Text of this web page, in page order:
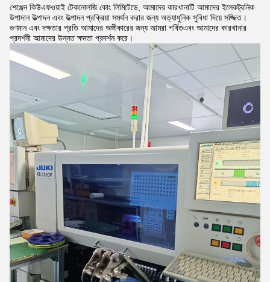
শেঞ্জেন কিউএফওয়াই টেকনোলজি কোং লিমিটেডে, আমাদের কারখানাটি আমাদের ইলেকট্রনিক
উপাদান উত্পাদন এবং উত্পাদন প্রক্রিয়া সমর্থন করার জন্য অত্যাধুনিক সুবিধা দিয়ে সজ্জিত।
গুণমান এবং দক্ষতার প্রতি আমাদের অঙ্গীকারের জন্য আমরা গর্বিতএবং আমাদের কারখানার
প্রদর্শনী আমাদের উন্নত ক্ষমতা প্রদর্শন করে।